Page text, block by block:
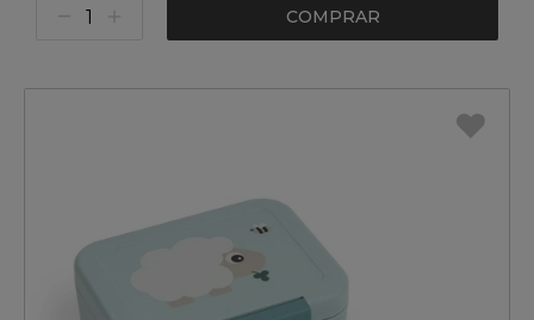
COMPRAR